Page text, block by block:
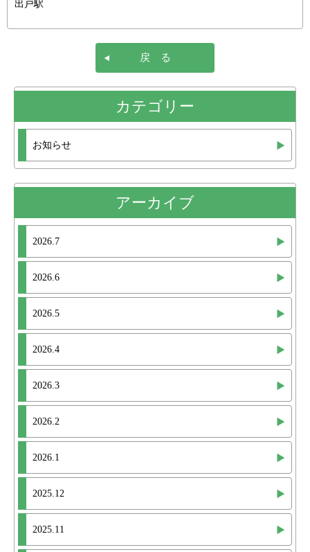
出戸駅
戻 る
カテゴリー
お知らせ
アーカイブ
2026.7
2026.6
2026.5
2026.4
2026.3
2026.2
2026.1
2025.12
2025.11